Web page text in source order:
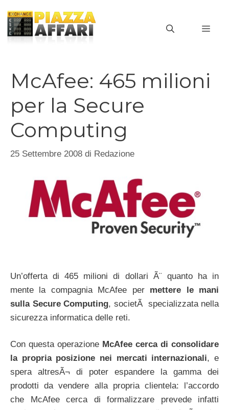
contenuto
McAfee: 465 milioni
per la Secure
Computing
25 Settembre 2008 di Redazione
Un’offerta di 465 milioni di dollari Ã¨ quanto ha in
mente la compagnia McAfee per mettere le mani
sulla Secure Computing, societÃ specializzata nella
sicurezza informatica delle reti.
Con questa operazione McAfee cerca di consolidare
la propria posizione nei mercati internazionali, e
spera altresÃ¬ di poter espandere la gamma dei
prodotti da vendere alla propria clientela: l’accordo
che McAfee cerca di formalizzare prevede infatti